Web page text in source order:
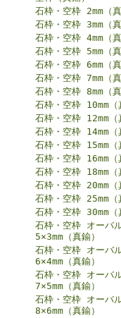
石枠・空枠 2mm（真
石枠・空枠 3mm（真
石枠・空枠 4mm（真
石枠・空枠 5mm（真
石枠・空枠 6mm（真
石枠・空枠 7mm（真
石枠・空枠 8mm（真
石枠・空枠 10mm（
石枠・空枠 12mm（
石枠・空枠 14mm（
石枠・空枠 15mm（
石枠・空枠 16mm（
石枠・空枠 18mm（
石枠・空枠 20mm（
石枠・空枠 25mm（
石枠・空枠 30mm（
石枠・空枠 オーバ
5×3mm（真鍮）
石枠・空枠 オーバ
6×4mm（真鍮）
石枠・空枠 オーバ
7×5mm（真鍮）
石枠・空枠 オーバ
8×6mm（真鍮）